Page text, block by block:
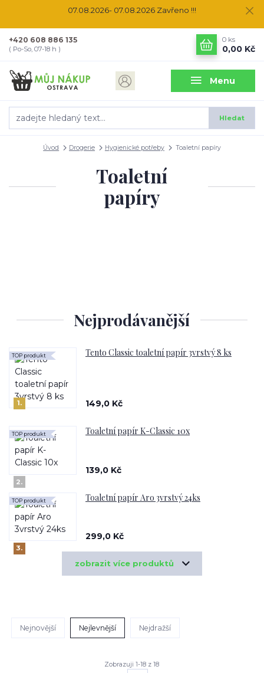
07.08.2026- 07.08.2026 Zavřeno !!!
Menu
Hledat
+420 608 886 135
( Po-So, 07-18 h )
0 ks
0,00 Kč
Úvod Drogerie Hygienické potřeby Toaletní papíry
Toaletní
papíry
Nejprodávanější
1.
Tento Classic toaletní papír 3vrstvý 8 ks
TOP produkt
149,0 Kč
2.
Toaletní papír K-Classic 10x
TOP produkt
139,0 Kč
3.
Toaletní papír Aro 3vrstvý 24ks
TOP produkt
299,0 Kč
zobrazit více produktů
Nejnovější Nejlevnější Nejdražší
Zobrazuji 1-18 z 18